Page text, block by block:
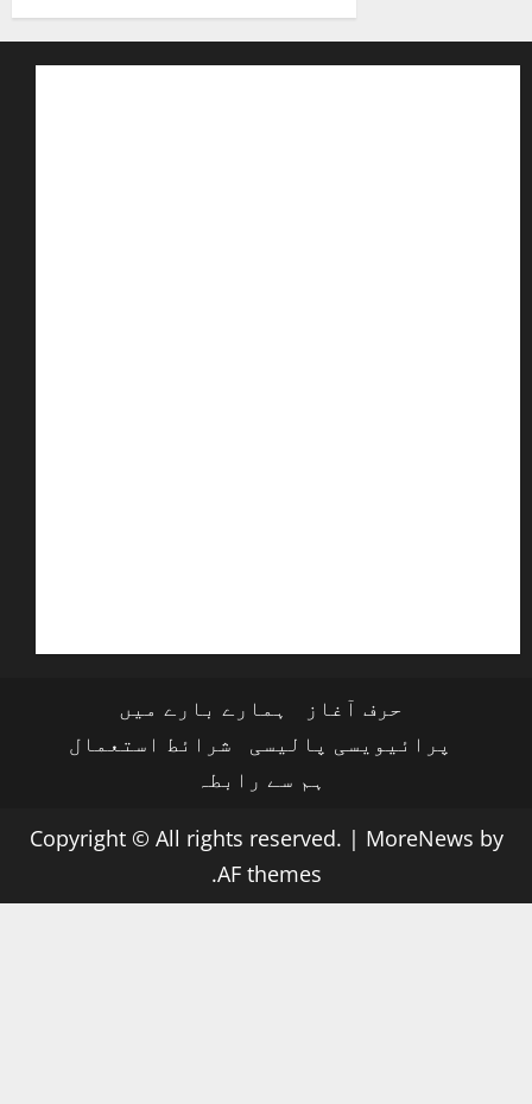
حرف آغاز
ہمارے بارے میں
پرائیویسی پالیسی
شرائط استعمال
ہم سے رابطہ
Copyright © All rights reserved. | MoreNews by
AF themes.